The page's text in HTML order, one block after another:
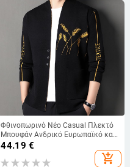
Φθινοπωρινό Νέο Casual Πλεκτό
Μπουφάν Ανδρικό Ευρωπαϊκό και
Αμερικανικό Διασυνοριακό
Εξωτερικό Εμπόριο Μακρυμάνικο
Ζακάρ με V-Neck, Ανδρικό Πλεκτό
44.19 €
add_shopping_cart